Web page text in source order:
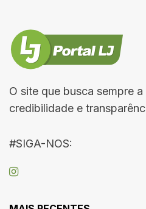
O site que busca sempre
credibilidade e
#SIGA-NOS: